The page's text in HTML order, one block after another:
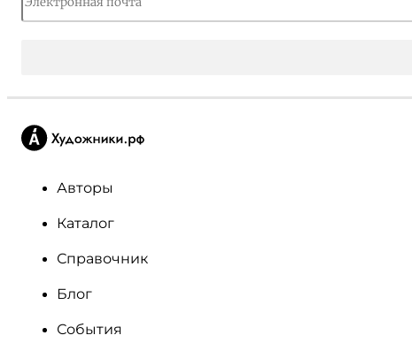
Авторы
Каталог
Справочник
Блог
События